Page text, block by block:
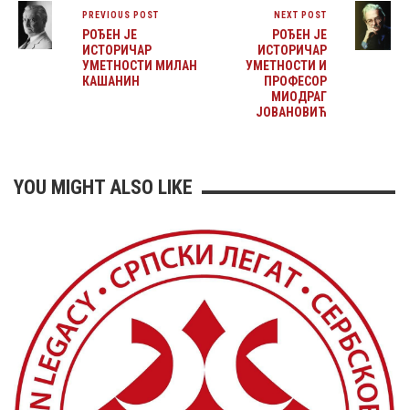
PREVIOUS POST
РОЂЕН ЈЕ
ИСТОРИЧАР
УМЕТНОСТИ МИЛАН
КАШАНИН
NEXT POST
РОЂЕН ЈЕ
ИСТОРИЧАР
УМЕТНОСТИ И
ПРОФЕСОР
МИОДРАГ
ЈОВАНОВИЋ
YOU MIGHT ALSO LIKE